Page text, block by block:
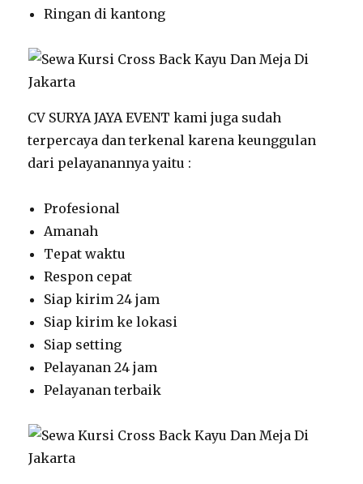
Ringan di kantong
CV SURYA JAYA EVENT kami juga sudah
terpercaya dan terkenal karena keunggulan
dari pelayanannya yaitu :
Profesional
Amanah
Tepat waktu
Respon cepat
Siap kirim 24 jam
Siap kirim ke lokasi
Siap setting
Pelayanan 24 jam
Pelayanan terbaik